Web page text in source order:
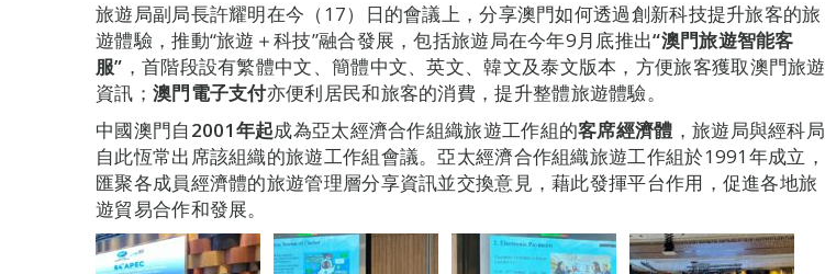
旅遊局副局長許耀明在今（17）日的會議上，分享澳門如何透過創新科技提升旅客的旅
遊體驗，推動“旅遊＋科技”融合發展，包括旅遊局在今年9月底推出“澳門旅遊智能客
服” ，首階段設有繁體中文、簡體中文、英文、韓文及泰文版本，方便旅客獲取澳門旅遊
資訊； 澳門電子支付亦便利居民和旅客的消費，提升整體旅遊體驗。
中國澳門自2001年起成為亞太經濟合作組織旅遊工作組的客席經濟體 ，旅遊局與經科局
自此恆常出席該組織的旅遊工作組會議。亞太經濟合作組織旅遊工作組於1991年成立，
匯聚各成員經濟體的旅遊管理層分享資訊並交換意見，藉此發揮平台作用，促進各地旅
遊貿易合作和發展。